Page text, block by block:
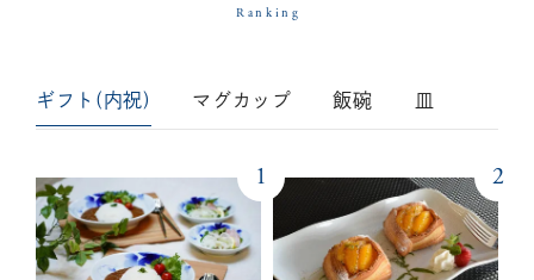
Ranking
ギフト(内祝) マグカップ 飯碗 皿
1 2